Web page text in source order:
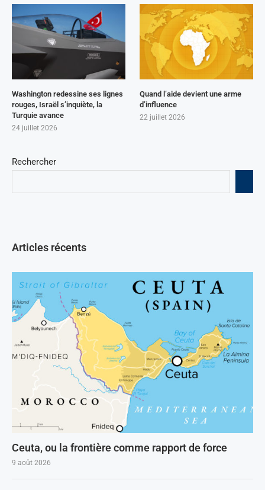
Rechercher
Articles récents
Ceuta, ou la frontière comme rapport de force
9 août 2026
Washington redessine ses lignes
rouges, Israël s’inquiète, la
Turquie avance
24 juillet 2026
Quand l’aide devient une arme
d’influence
22 juillet 2026